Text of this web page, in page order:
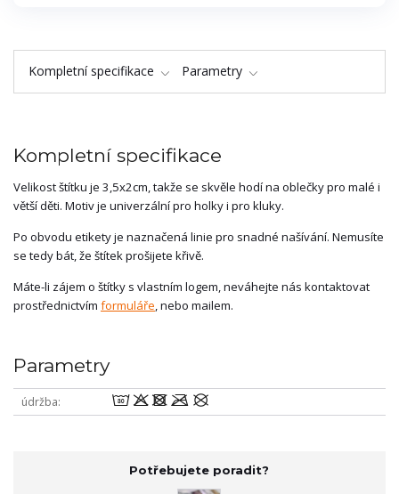
Kompletní specifikace Parametry
Kompletní specifikace
Velikost štítku je 3,5x2cm, takže se skvěle hodí na oblečky pro malé i
větší děti. Motiv je univerzální pro holky i pro kluky.
Po obvodu etikety je naznačená linie pro snadné našívání. Nemusíte
se tedy bát, že štítek prošijete křivě.
Máte-li zájem o štítky s vlastním logem, neváhejte nás kontaktovat
prostřednictvím formuláře, nebo mailem.
Parametry
údržba wodmU
Potřebujete poradit?